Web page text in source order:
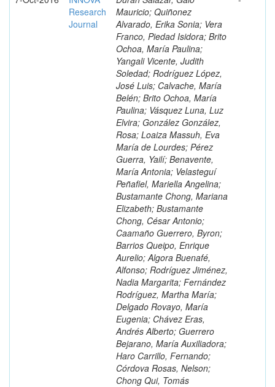
Research
Journal
Mauricio; Quiñonez
Alvarado, Erika Sonia; Vera
Franco, Piedad Isidora; Brito
Ochoa, María Paulina;
Yangali Vicente, Judith
Soledad; Rodríguez López,
José Luis; Calvache, María
Belén; Brito Ochoa, María
Paulina; Vásquez Luna, Luz
Elvira; González González,
Rosa; Loaiza Massuh, Eva
María de Lourdes; Pérez
Guerra, Yailí; Benavente,
María Antonia; Velasteguí
Peñafiel, Mariella Angelina;
Bustamante Chong, Mariana
Elizabeth; Bustamante
Chong, César Antonio;
Caamaño Guerrero, Byron;
Barrios Queipo, Enrique
Aurelio; Algora Buenafé,
Alfonso; Rodríguez Jiménez,
Nadia Margarita; Fernández
Rodríguez, Martha María;
Delgado Rovayo, María
Eugenia; Chávez Eras,
Andrés Alberto; Guerrero
Bejarano, María Auxiliadora;
Haro Carrillo, Fernando;
Córdova Rosas, Nelson;
Chong Qui, Tomás